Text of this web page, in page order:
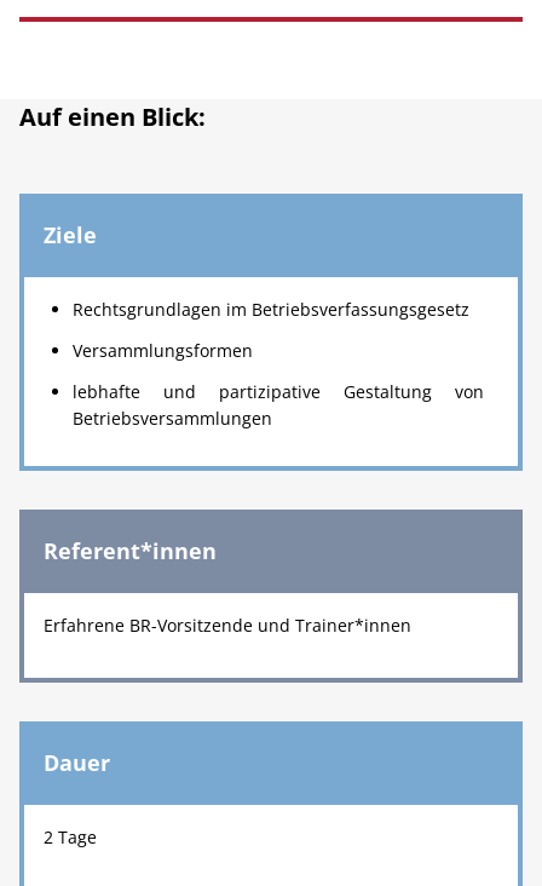
Auf einen Blick:
Ziele
Rechtsgrundlagen im Betriebsverfassungsgesetz
Versammlungsformen
lebhafte und partizipative Gestaltung von
Betriebsversammlungen
Referent*innen
Erfahrene BR-Vorsitzende und Trainer*innen
Dauer
2 Tage